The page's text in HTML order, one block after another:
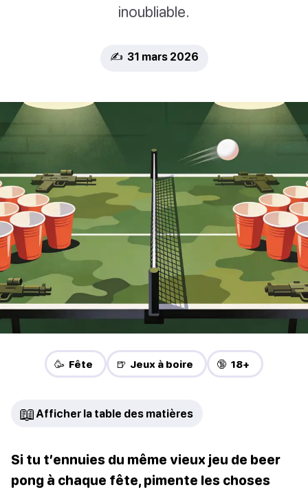
inoubliable.
✍️ 31 mars 2026
🥳 Fête 🍺 Jeux à boire 🔞 18+
📖 Afficher la table des matières
Si tu t’ennuies du même vieux jeu de beer
pong à chaque fête, pimente les choses